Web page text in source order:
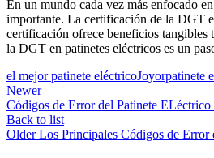
En un mundo cada vez más enfocado
importante. La certificación de la DGT
certificación ofrece beneficios tangibles
la DGT en patinetes eléctricos es un
el mejor patinete eléctricoJoyorpatinete
Newer
Códigos de Error del Patinete
Back to list
Older Los Principales Códigos de